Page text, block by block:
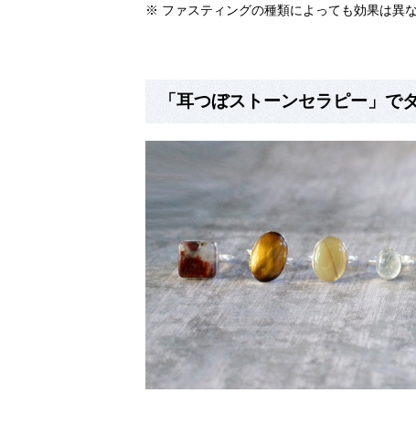
※ ファスティングの種類によっても効果は異な
「耳つぼストーンセラピー」で